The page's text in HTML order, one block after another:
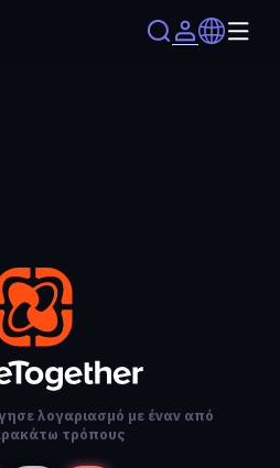
λογαριασμό με έναν από
τρόπους